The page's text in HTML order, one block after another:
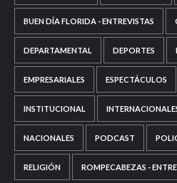
BUEN DÍA FLORIDA - ENTREVISTAS
DEPARTAMENTAL DEPORTES
EMPRESARIALES ESPECTÁCULOS
INSTITUCIONAL
NACIONALES PODCAST
RELIGIÓN ROMPECABEZAS -